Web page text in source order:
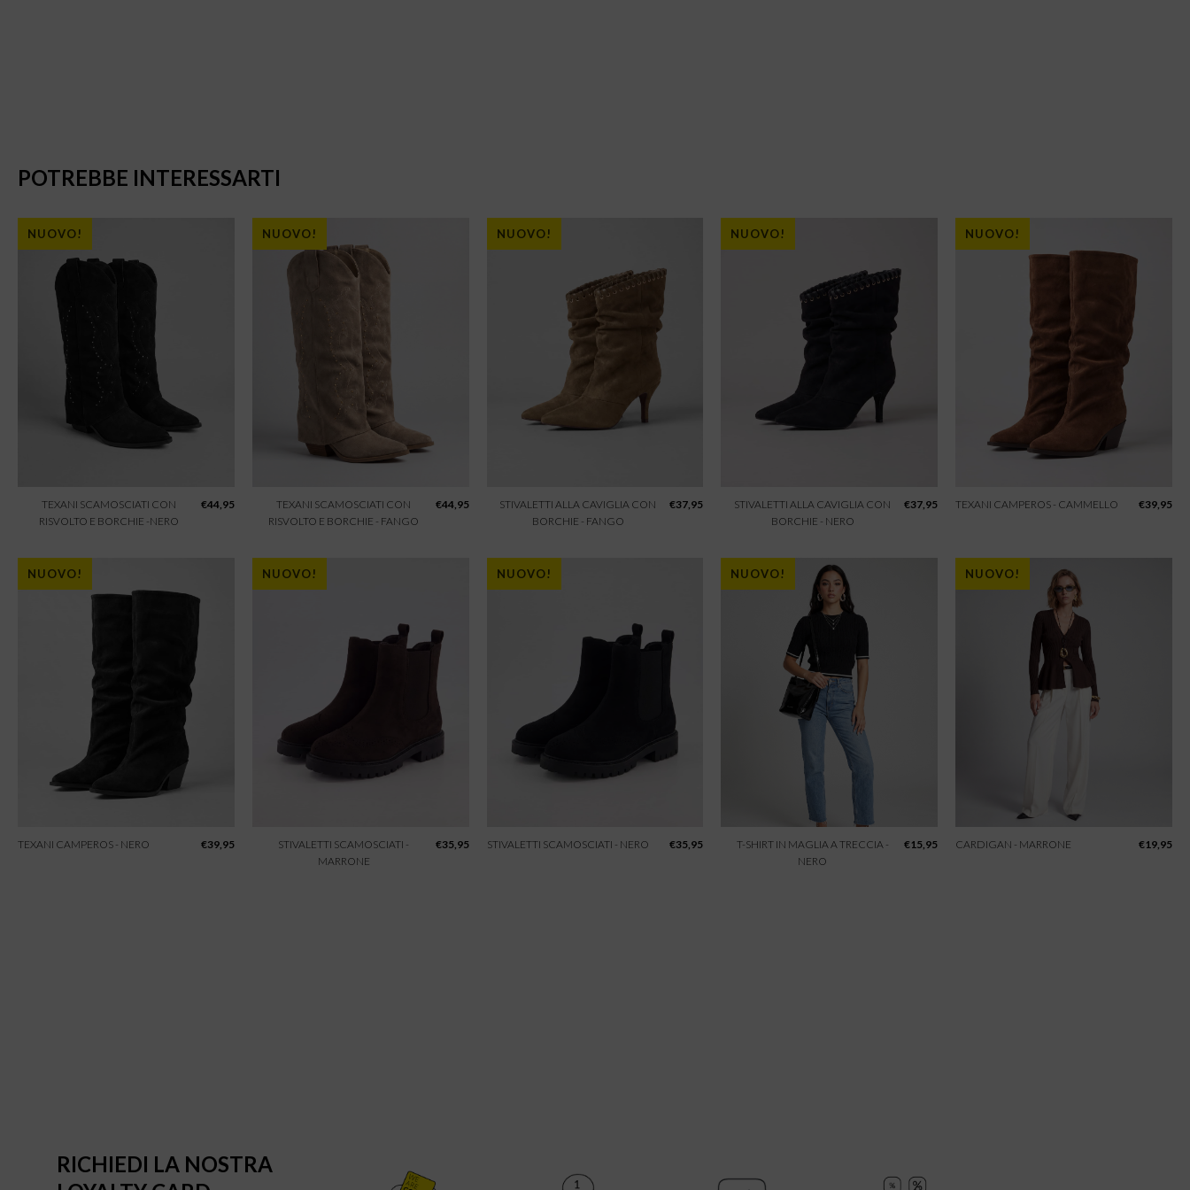
POTREBBE INTERESSARTI
NUOVO!
TEXANI SCAMOSCIATI CON
RISVOLTO E BORCHIE -NERO
€44,95
NUOVO!
TEXANI SCAMOSCIATI CON
RISVOLTO E BORCHIE - FANGO
€44,95
NUOVO!
STIVALETTI ALLA CAVIGLIA CON
BORCHIE - FANGO
€37,95
NUOVO!
STIVALETTI ALLA CAVIGLIA CON
BORCHIE - NERO
€37,95
NUOVO!
TEXANI CAMPEROS - CAMMELLO €39,95
NUOVO!
TEXANI CAMPEROS - NERO €39,95
NUOVO!
STIVALETTI SCAMOSCIATI -
MARRONE
€35,95
NUOVO!
STIVALETTI SCAMOSCIATI - NERO €35,95
NUOVO!
T-SHIRT IN MAGLIA A TRECCIA -
NERO
€15,95
NUOVO!
CARDIGAN - MARRONE €19,95
RICHIEDI LA NOSTRA